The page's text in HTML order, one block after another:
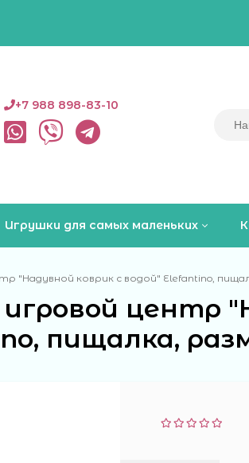
+7 988 898-83-10
Игрушки для самых маленьких
"Надувной коврик с водой" Elefantino,
центр
пищалка,